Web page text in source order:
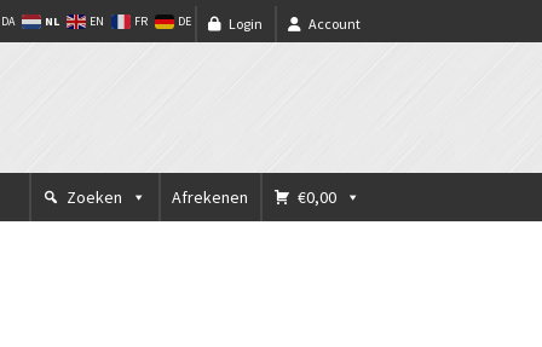
Account
Login
DA NL EN FR DE
€0,00
Afrekenen
Zoeken